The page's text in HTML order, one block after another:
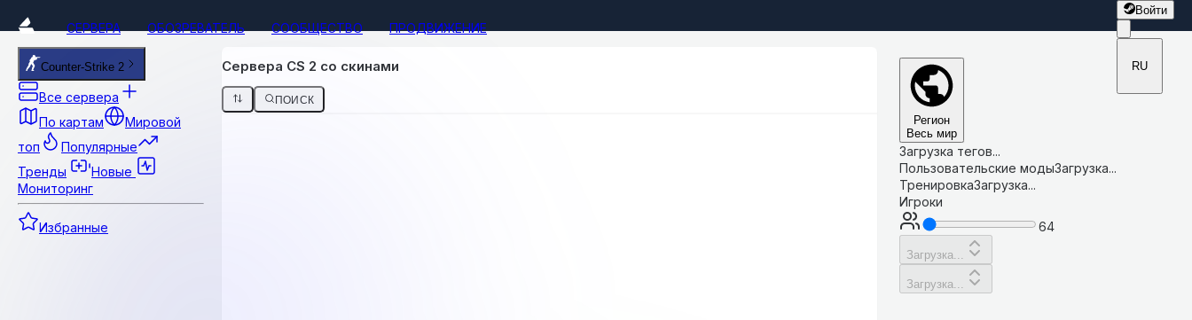
СЕРВЕРА ОБОЗРЕВАТЕЛЬ СООБЩЕСТВО ПРОДВИЖЕНИЕ
Войти
RU
Counter-Strike 2
Все сервера
По картам
Мировой
топ
Популярные
Тренды
Новые
Мониторинг
Избранные
Сервера CS 2 со скинами
ПОИСК
Регион
Весь мир
Загрузка тегов...
Пользовательские модыЗагрузка...
ТренировкаЗагрузка...
Игроки
64
Загрузка...
Загрузка...